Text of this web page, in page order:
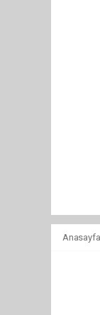
Anasayfa